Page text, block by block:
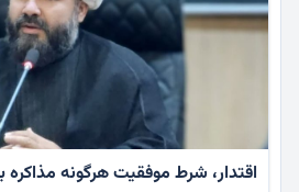
اقتدار، شرط موفقیت هرگونه مذاکره